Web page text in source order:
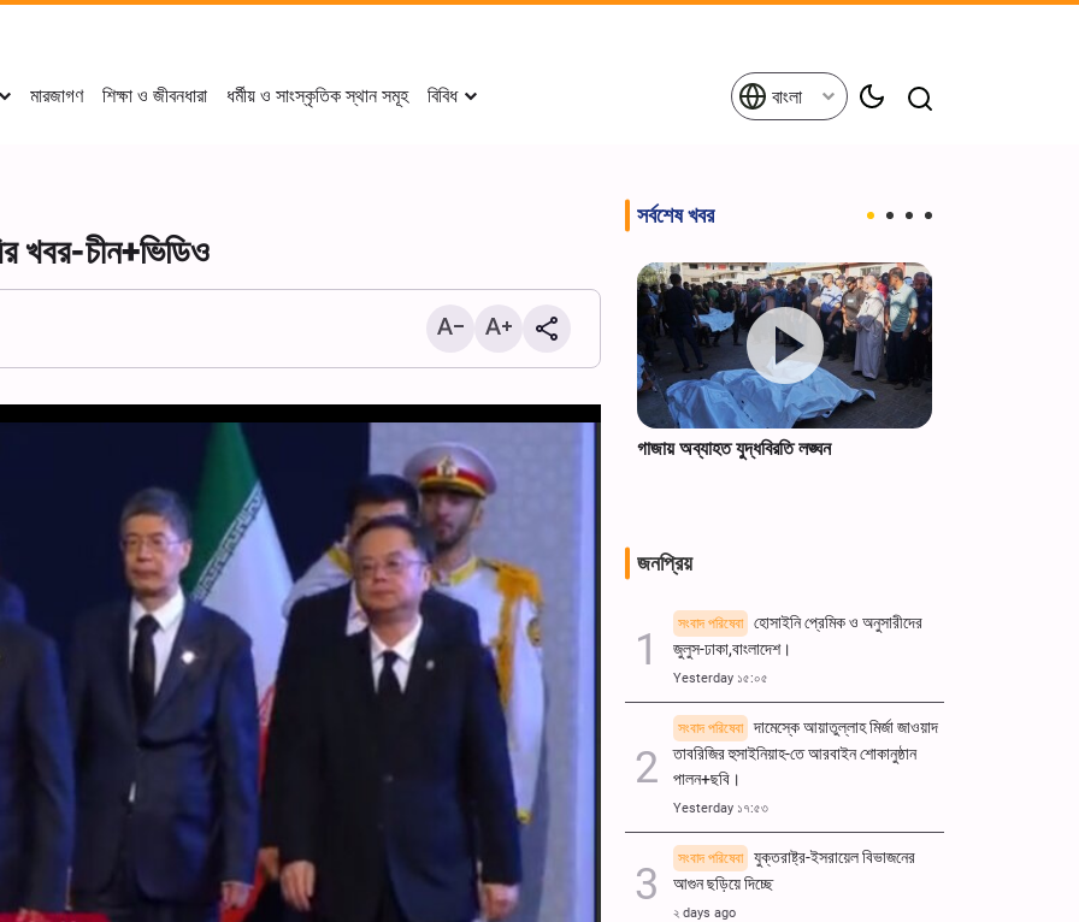
মারজাগণ শিক্ষা ও জীবনধারা ধর্মীয় ও সাংস্কৃতিক স্থান সমূহ বিবিধ বাংলা
খবর-চীন+ভিডিও
সর্বশেষ খবর
পবিত্র কারবালায় বাইনুল-হারামাইন, ভক্তদের
মিলনস্থল
গাজায় অব্যাহত যুদ্ধবিরতি লঙ্ঘন
জনপ্রিয়
সংবাদ পরিষেবা
হোসাইনি প্রেমিক ও অনুসারীদের
জুলুস-ঢাকা,বাংলাদেশ।
Yesterday ১৫:০৫
সংবাদ পরিষেবা
দামেস্কে আয়াতুল্লাহ মির্জা জাওয়াদ
তাবরিজির হুসাইনিয়াহ-তে আরবাইন শোকানুষ্ঠান
পালন+ছবি।
Yesterday ১৭:৫৩
সংবাদ পরিষেবা
যুক্তরাষ্ট্র-ইসরায়েল বিভাজনের
আগুন ছড়িয়ে দিচ্ছে
২ days ago